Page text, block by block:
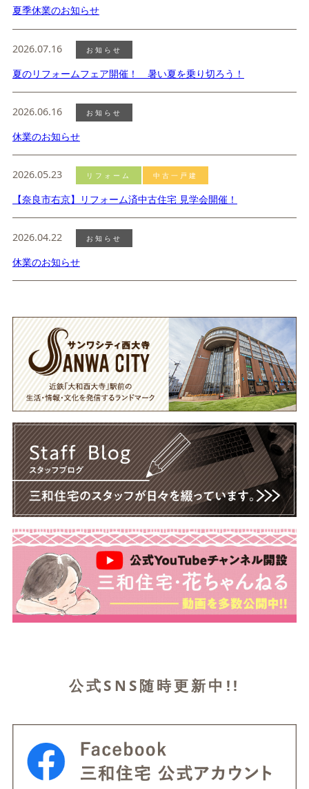
夏季休業のお知らせ
2026.07.16 お知らせ
夏のリフォームフェア開催！ 暑い夏を乗り切ろう！
2026.06.16 お知らせ
休業のお知らせ
2026.05.23 リフォーム 中古一戸建
【奈良市右京】リフォーム済中古住宅 見学会開催！
2026.04.22 お知らせ
休業のお知らせ
公式SNS随時更新中!!